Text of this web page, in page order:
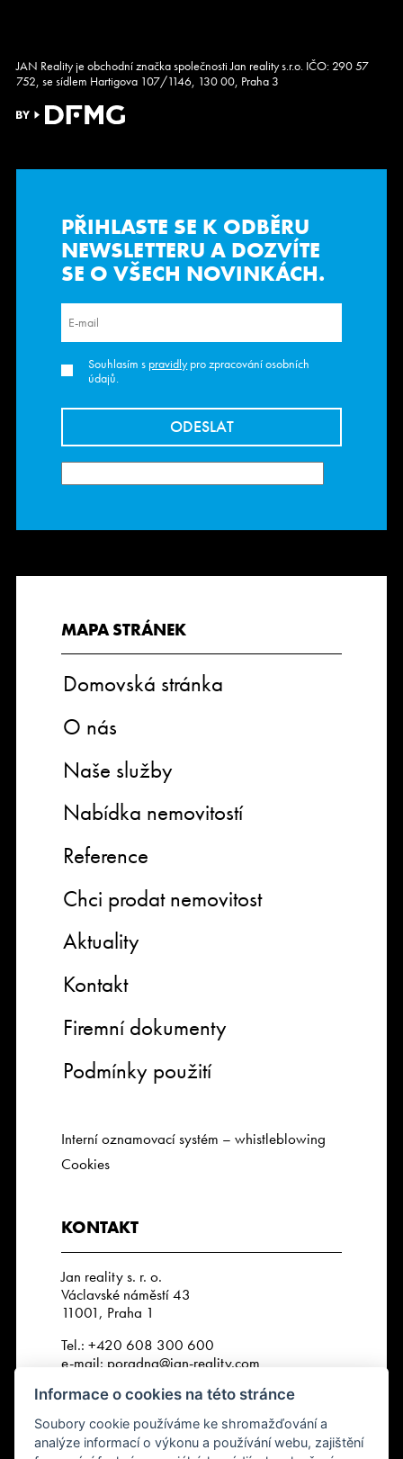
JAN Reality je obchodní značka společnosti Jan reality s.r.o. IČO: 290 57
752, se sídlem Hartigova 107/1146, 130 00, Praha 3
PŘIHLASTE SE K ODBĚRU
NEWSLETTERUA DOZVÍTE
SE O VŠECH NOVINKÁCH.
Souhlasím s pravidlypro zpracování osobních
údajů.
MAPA STRÁNEK
Domovská stránka
O nás
Naše služby
Nabídka nemovitostí
Reference
Chci prodat nemovitost
Aktuality
Kontakt
Firemní dokumenty
Podmínky použití
Interní oznamovací systém – whistleblowing
Cookies
KONTAKT
Jan reality s. r. o.
Václavské náměstí 43
11001, Praha 1
Tel.:+420 608 300 600
e-mail: poradna@jan-reality.com
IČO: 29057752
DIČ: CZ29057752
Číslo depozitního účtu r. k.:
2202612637 / 2010
Informace o cookies na této stránce
Soubory cookie používáme ke shromažďování a
analýze informací o výkonu a používání webu, zajištění